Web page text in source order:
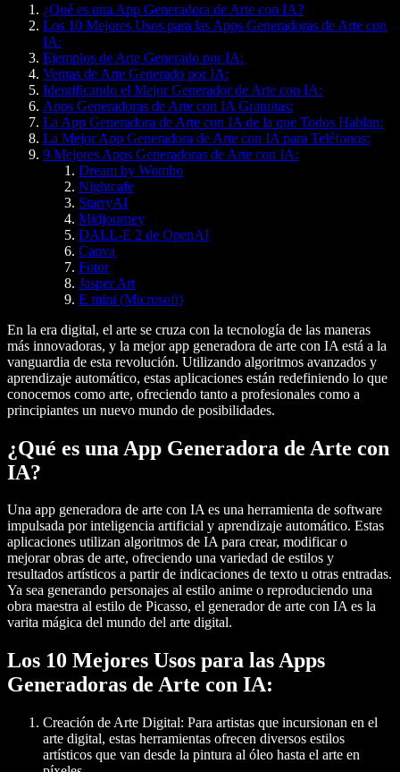
¿Qué es una App Generadora de Arte con IA?
Los 10 Mejores Usos para las Apps Generadoras de Arte con
IA:
Ejemplos de Arte Generado por IA:
Ventas de Arte Generado por IA:
Identificando el Mejor Generador de Arte con IA:
Apps Generadoras de Arte con IA Gratuitas:
La App Generadora de Arte con IA de la que Todos Hablan:
La Mejor App Generadora de Arte con IA para Teléfonos:
9 Mejores Apps Generadoras de Arte con IA:
Dream by Wombo
Nightcafe
StarryAI
Midjourney
DALL-E 2 de OpenAI
Canva
Fotor
Jasper Art
E mini (Microsoft)
En la era digital, el arte se cruza con la tecnología de las maneras
más innovadoras, y la mejor app generadora de arte con IA está a la
vanguardia de esta revolución. Utilizando algoritmos avanzados y
aprendizaje automático, estas aplicaciones están redefiniendo lo que
conocemos como arte, ofreciendo tanto a profesionales como a
principiantes un nuevo mundo de posibilidades.
¿Qué es una App Generadora de Arte con
IA?
Una app generadora de arte con IA es una herramienta de software
impulsada por inteligencia artificial y aprendizaje automático. Estas
aplicaciones utilizan algoritmos de IA para crear, modificar o
mejorar obras de arte, ofreciendo una variedad de estilos y
resultados artísticos a partir de indicaciones de texto u otras entradas.
Ya sea generando personajes al estilo anime o reproduciendo una
obra maestra al estilo de Picasso, el generador de arte con IA es la
varita mágica del mundo del arte digital.
Los 10 Mejores Usos para las Apps
Generadoras de Arte con IA:
Creación de Arte Digital: Para artistas que incursionan en el
arte digital, estas herramientas ofrecen diversos estilos
artísticos que van desde la pintura al óleo hasta el arte en